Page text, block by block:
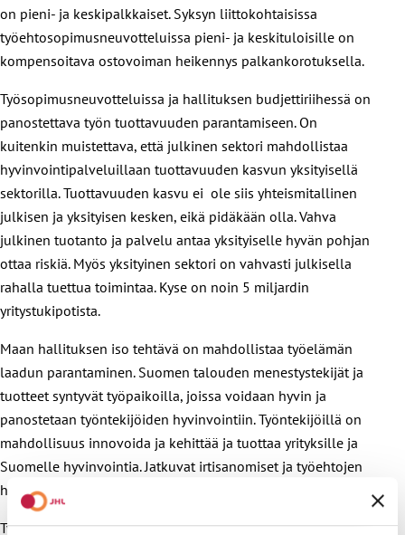
on pieni- ja keskipalkkaiset. Syksyn liittokohtaisissa
työehtosopimusneuvotteluissa pieni- ja keskituloisille on
kompensoitava ostovoiman heikennys palkankorotuksella.
Työsopimusneuvotteluissa ja hallituksen budjettiriihessä on
panostettava työn tuottavuuden parantamiseen. On
kuitenkin muistettava, että julkinen sektori mahdollistaa
hyvinvointipalveluillaan tuottavuuden kasvun yksityisellä
sektorilla. Tuottavuuden kasvu ei ole siis yhteismitallinen
julkisen ja yksityisen kesken, eikä pidäkään olla. Vahva
julkinen tuotanto ja palvelu antaa yksityiselle hyvän pohjan
ottaa riskiä. Myös yksityinen sektori on vahvasti julkisella
rahalla tuettua toimintaa. Kyse on noin 5 miljardin
yritystukipotista.
Maan hallituksen iso tehtävä on mahdollistaa työelämän
laadun parantaminen. Suomen talouden menestystekijät ja
tuotteet syntyvät työpaikoilla, joissa voidaan hyvin ja
panostetaan työntekijöiden hyvinvointiin. Työntekijöillä on
mahdollisuus innovoida ja kehittää ja tuottaa yrityksille ja
Suomelle hyvinvointia. Jatkuvat irtisanomiset ja työehtojen
heikentämiset eivät yritysten voittoja paranna.
Työntekijät ovat pitkään kantaneet vastuuta Suomen